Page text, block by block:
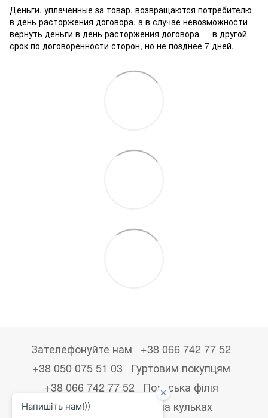
Деньги, уплаченные за товар, возвращаются потребителю
в день расторжения договора, а в случае невозможности
вернуть деньги в день расторжения договора — в другой
срок по договоренности сторон, но не позднее 7 дней.
Зателефонуйте нам
+38 066 742 77 52
+38 050 075 51 03
Гуртовим покупцям
+38 066 742 77 52
Польська філія
+48533867723
Друк на кульках